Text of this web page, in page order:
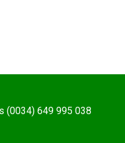
(0034) 649 995 038